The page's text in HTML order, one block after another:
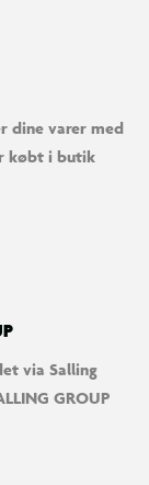
dine varer med
købt i butik
via Salling
GROUP